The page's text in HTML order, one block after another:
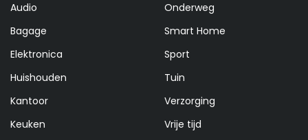
Audio
Bagage
Elektronica
Huishouden
Kantoor
Keuken
Onderweg
Smart Home
Sport
Tuin
Verzorging
Vrije tijd